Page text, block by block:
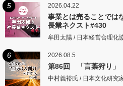
5 2026.04.22
事業とは売ることでは
長業ネクスト#430
牟田太陽 / 日本経営合理化
6 2026.08.5
第86回 「言葉狩り」
中村義裕氏 / 日本文化研究